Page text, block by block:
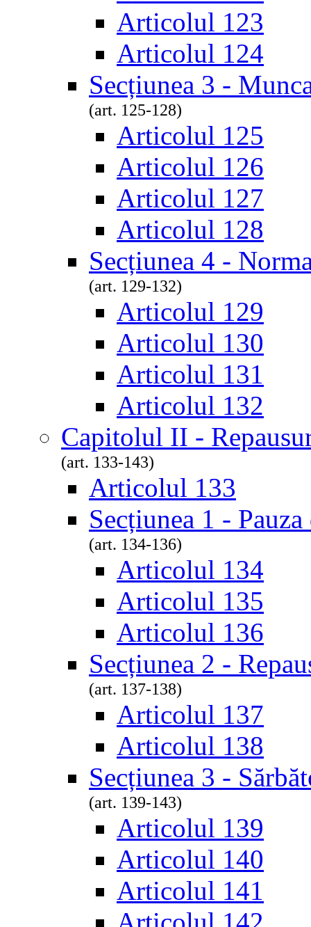
Articolul 123
Articolul 124
Secțiunea 3 -
(art. 125-128)
Articolul 125
Articolul 126
Articolul 127
Articolul 128
Secțiunea 4 -
(art. 129-132)
Articolul 129
Articolul 130
Articolul 131
Articolul 132
Capitolul II -
(art. 133-143)
Articolul 133
Secțiunea 1 -
(art. 134-136)
Articolul 134
Articolul 135
Articolul 136
Secțiunea 2 -
(art. 137-138)
Articolul 137
Articolul 138
Secțiunea 3 -
(art. 139-143)
Articolul 139
Articolul 140
Articolul 141